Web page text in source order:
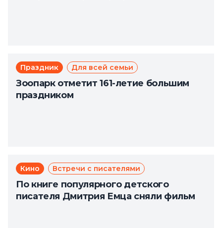
Праздник Для всей семьи
Зоопарк отметит 161-летие большим
праздником
Кино Встречи с писателями
По книге популярного детского
писателя Дмитрия Емца сняли фильм